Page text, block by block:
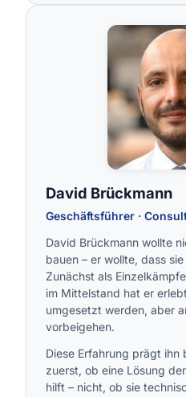
David Brückmann
Geschäftsführer ·
David Brückmann wollte
bauen – er wollte, dass
Zunächst als
im Mittelstand hat er
umgesetzt werden, aber
vorbeigehen.
Diese Erfahrung prägt ihn
zuerst, ob eine Lösung
hilft – nicht, ob sie